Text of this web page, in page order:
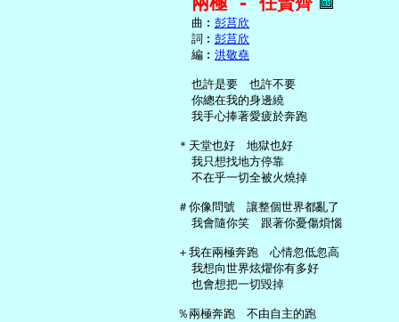
     曲︰
彭莒欣
     詞︰
彭莒欣
     編︰
洪敬堯
     也許是要　也許不要
     你總在我的身邊繞
     我手心捧著愛疲於奔跑
   ＊天堂也好　地獄也好
     我只想找地方停靠
     不在乎一切全被火燒掉
   ＃你像問號　讓整個世界都亂了
     我會隨你笑　跟著你憂傷煩惱
   ＋我在兩極奔跑　心情忽低忽高
     我想向世界炫燿你有多好
     也會想把一切毀掉
   ％兩極奔跑　不由自主的跑